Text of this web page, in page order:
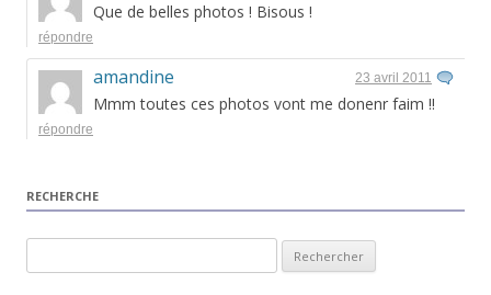
Que de belles photos ! Bisous !
répondre
amandine 23 avril 2011
Mmm toutes ces photos vont me donenr faim !!
répondre
RECHERCHE